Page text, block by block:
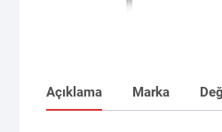
Açıklama Marka